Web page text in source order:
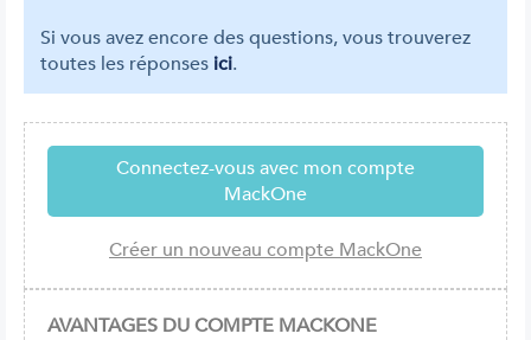
Si vous avez encore des questions, vous trouverez
toutes les réponses ici.
AVANTAGES DU COMPTE MACKONE